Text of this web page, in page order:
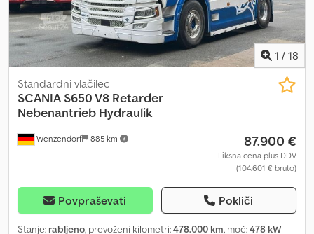
new tires, HSN/TSN: 6172/000 Subject to errors and prior sale.
1 / 18
Wenzendorf 885 km
Standardni vlačilec
SCANIA S650 V8 Retarder
Nebenantrieb Hydraulik
87.900 €
Fiksna cena plus DDV
(104.601 € bruto)
Povpraševati Pokliči
Stanje: rabljeno, prevoženi kilometri:478.000 km, moč:478 kW